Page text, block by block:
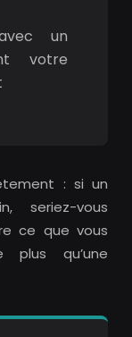
un
votre
: si un
seriez-vous
ce que vous
qu’une